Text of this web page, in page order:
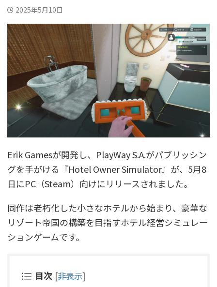
2025年5月10日
Erik Gamesが開発し、PlayWay S.A.がパブリッシン
グを手がける『Hotel Owner Simulator』が、5月8
日にPC（Steam）向けにリリースされました。
同作は老朽化した小さなホテルから始まり、豪華な
リゾート帝国の構築を目指すホテル経営シミュレー
ションゲームです。
目次 [非表示]